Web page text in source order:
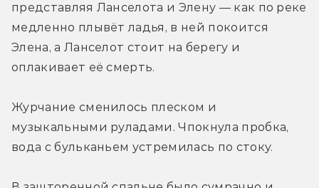
представляя Ланселота и Элену — как по реке
медленно плывёт ладья, в ней покоится
Элена, а Ланселот стоит на берегу и
оплакивает её смерть.
Журчание сменилось плеском и
музыкальными руладами. Чпокнула пробка,
вода с бульканьем устремилась по стоку.